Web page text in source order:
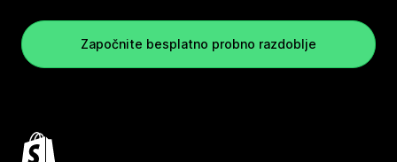
Započnite besplatno probno razdoblje